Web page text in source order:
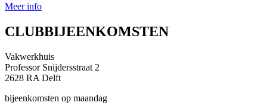
Meer info
CLUBBIJEENKOMSTEN
Vakwerkhuis
Professor Snijdersstraat 2
2628 RA Delft
bijeenkomsten op maandag